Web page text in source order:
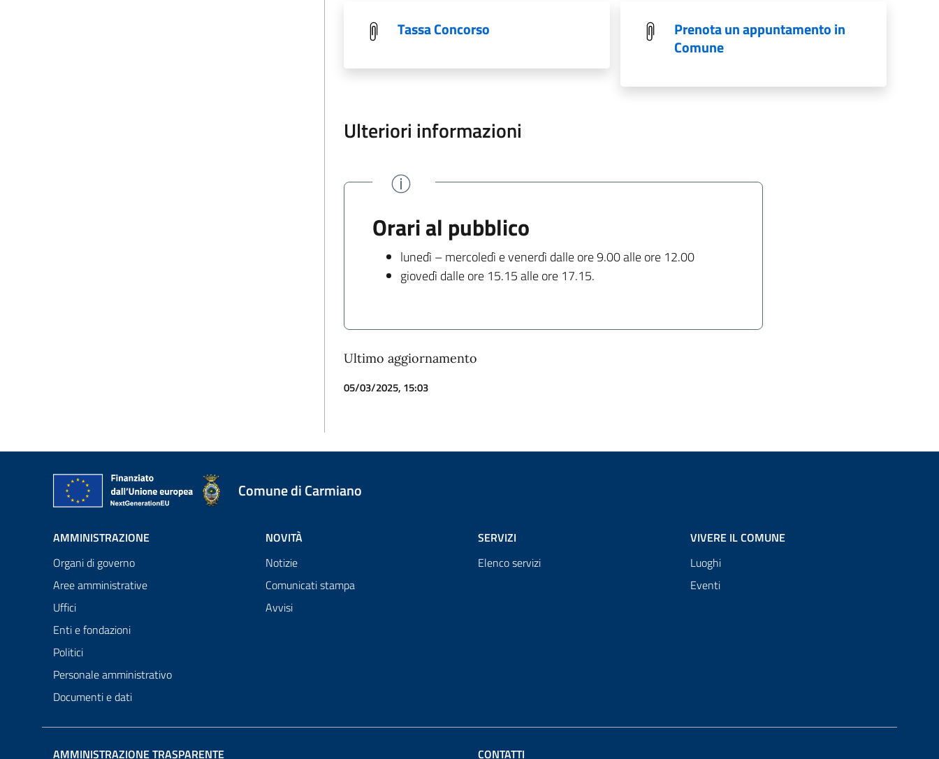
Tassa Concorso
Prenota un appuntamento in
Comune
Ulteriori informazioni
Orari al pubblico
lunedì – mercoledì e venerdì dalle ore 9.00 alle ore 12.00
giovedì dalle ore 15.15 alle ore 17.15.
Ultimo aggiornamento
05/03/2025, 15:03
Comune di Carmiano
AMMINISTRAZIONE
Organi di governo
Aree amministrative
Uffici
Enti e fondazioni
Politici
Personale amministrativo
Documenti e dati
NOVITÀ
Notizie
Comunicati stampa
Avvisi
SERVIZI
Elenco servizi
VIVERE IL COMUNE
Luoghi
Eventi
AMMINISTRAZIONE TRASPARENTE CONTATTI